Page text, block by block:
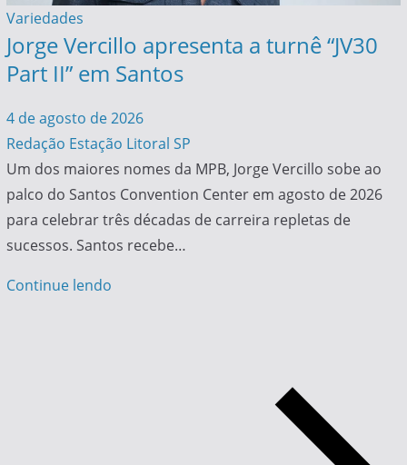
Variedades
Jorge Vercillo apresenta a turnê “JV30
Part II” em Santos
4 de agosto de 2026
Redação Estação Litoral SP
Um dos maiores nomes da MPB, Jorge Vercillo sobe ao
palco do Santos Convention Center em agosto de 2026
para celebrar três décadas de carreira repletas de
sucessos. Santos recebe…
Continue lendo